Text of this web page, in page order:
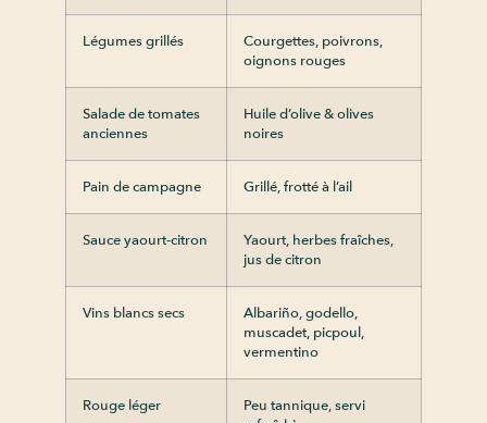
Légumes grillés
Courgettes, poivrons,
oignons rouges
Salade de tomates
anciennes
Huile d’olive & olives
noires
Pain de campagne Grillé, frotté à l’ail
Sauce yaourt-citron
Yaourt, herbes fraîches,
jus de citron
Vins blancs secs
Albariño, godello,
muscadet, picpoul,
vermentino
Rouge léger
Peu tannique, servi